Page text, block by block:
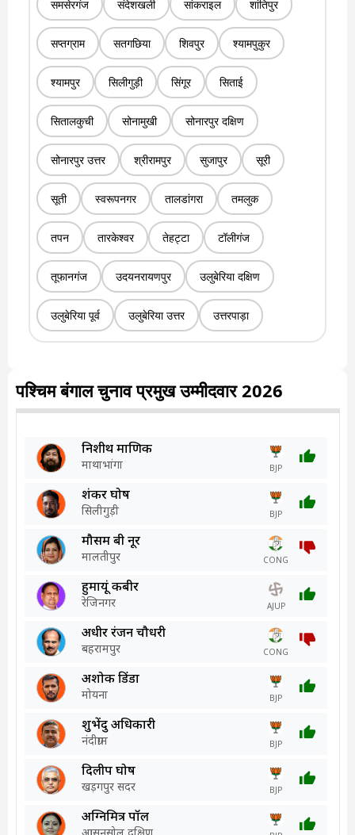
समसेरगंज संदेशखली सांकराइल शांतिपुर
सप्तग्राम सतगछिया शिवपुर श्यामपुकुर
श्यामपुर सिलीगुड़ी सिंगूर सिताई
सितालकुची सोनामुखी सोनारपुर दक्षिण
सोनारपुर उत्तर श्रीरामपुर सुजापुर सूरी
सूती स्वरूपनगर तालडांगरा तमलुक
तपन तारकेश्वर तेहट्टा टॉलीगंज
तूफानगंज उदयनरायणपुर उलुबेरिया दक्षिण
उलुबेरिया पूर्व उलुबेरिया उत्तर उत्तरपाड़ा
पश्चिम बंगाल चुनाव प्रमुख उम्मीदवार 2026